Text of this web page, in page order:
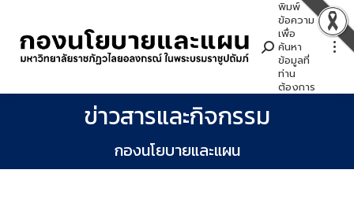
Search:
พิมพ์
ข้อความ
เพื่อ
ค้นหา
ข้อมูลที่
ท่าน
ต้องการ
ข่าวสารและกิจกรรม
กองนโยบายและแผน